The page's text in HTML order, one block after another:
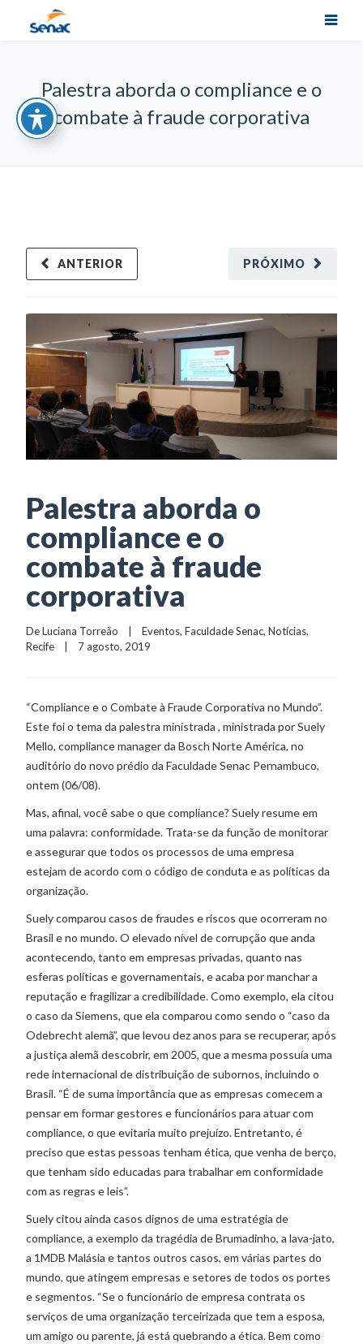
Palestra aborda o compliance e o
combate à fraude corporativa
PRÓXIMO
ANTERIOR
Palestra aborda o
compliance e o
combate à fraude
corporativa
De Luciana Torreão
    |
Eventos, Faculdade Senac, Notícias
Recife
    |    7 agosto, 2019
“Compliance e o Combate à Fraude Corporativa no Mundo”.
Este foi o tema da palestra ministrada , ministrada por Suely
Mello, compliance manager da Bosch Norte América, no
auditório do novo prédio da Faculdade Senac Pernambuco,
ontem (06/08).
Mas, afinal, você sabe o que compliance? Suely resume em
uma palavra: conformidade. Trata-se da função de monitorar
e assegurar que todos os processos de uma empresa
estejam de acordo com o código de conduta e as políticas da
organização.
Suely comparou casos de fraudes e riscos que ocorreram no
Brasil e no mundo. O elevado nível de corrupção que anda
acontecendo, tanto em empresas privadas, quanto nas
esferas políticas e governamentais, e acaba por manchar a
reputação e fragilizar a credibilidade. Como exemplo, ela citou
o caso da Siemens, que ela comparou como sendo o “caso da
Odebrecht alemã”, que levou dez anos para se recuperar, após
a justiça alemã descobrir, em 2005, que a mesma possuía uma
rede internacional de distribuição de subornos, incluindo o
Brasil. “É de suma importância que as empresas comecem a
pensar em formar gestores e funcionários para atuar com
compliance, o que evitaria muito prejuízo. Entretanto, é
preciso que estas pessoas tenham ética, que venha de berço,
que tenham sido educadas para trabalhar em conformidade
com as regras e leis”.
Suely citou ainda casos dignos de uma estratégia de
compliance, a exemplo da tragédia de Brumadinho, a lava-jato,
a 1MDB Malásia e tantos outros casos, em várias partes do
mundo, que atingem empresas e setores de todos os portes
e segmentos. “Se o funcionário de empresa contrata os
serviços de uma organização terceirizada que tem a esposa,
um amigo ou parente, já está quebrando a ética. Bem como